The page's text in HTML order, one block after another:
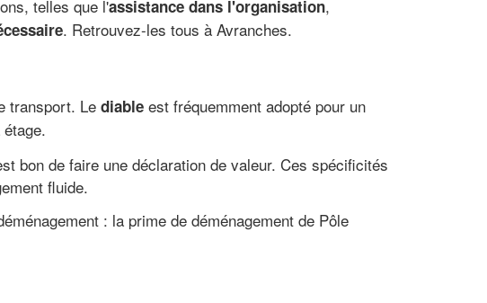
telles que l'assistance dans l'organisation,
. Retrouvez-les tous à Avranches.
transport. Le diable est fréquemment adopté pour un
bon de faire une déclaration de valeur. Ces spécificités
fluide.
: la prime de déménagement de Pôle